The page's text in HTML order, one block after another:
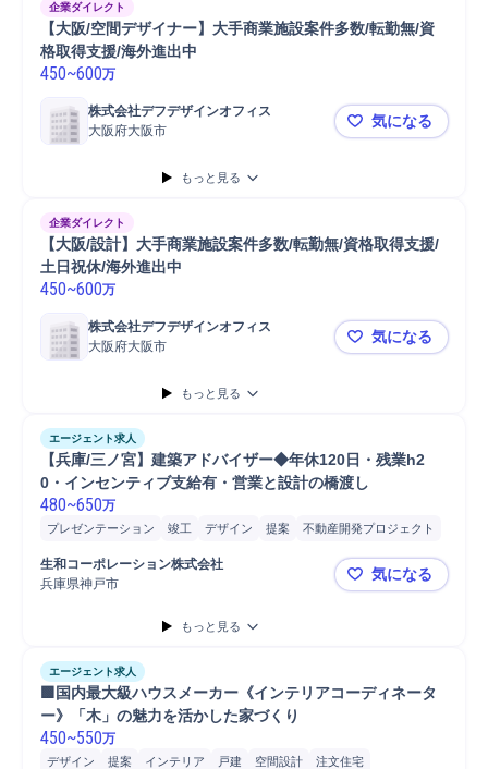
企業ダイレクト
【大阪/空間デザイナー】大手商業施設案件多数/転勤無/資
格取得支援/海外進出中
450~600万
株式会社デフデザインオフィス
大阪府大阪市
【大阪/空間
気になる
もっと見る
企業ダイレクト
【大阪/設計】大手商業施設案件多数/転勤無/資格取得支援/
土日祝休/海外進出中
450~600万
株式会社デフデザインオフィス
大阪府大阪市
【大阪/設計
気になる
もっと見る
エージェント求人
【兵庫/三ノ宮】建築アドバイザー◆年休120日・残業h2
0・インセンティブ支給有・営業と設計の橋渡し
480~650万
プレゼンテーション 竣工 デザイン 提案
不動産開発プロジェクト
商談
実施設計
開発プロジェクト
進捗管理
建築製品企画 建築製品開発
建築基準法
建築用装飾材
設計荷重を算定
設計支援 設計補佐 設計レビュー
設計会社選定
設計マネジメント
設計会社管理折衝 設計図作成
生和コーポレーション株式会社
兵庫県神戸市
【兵庫/三
気になる
もっと見る
エージェント求人
🟩国内最大級ハウスメーカー《インテリアコーディネータ
ー》「木」の魅力を活かした家づくり
450~550万
デザイン 提案 インテリア 戸建 空間設計
注文住宅